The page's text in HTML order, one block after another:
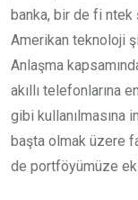
banka, bir de fi ntek
Amerikan teknoloji
Anlaşma
akıllı telefonlarına
gibi kullanılmasına
başta olmak üzere
de portföyümüze